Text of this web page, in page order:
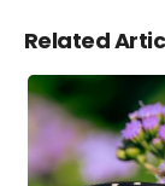
Related